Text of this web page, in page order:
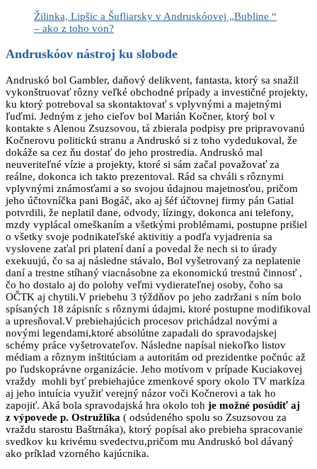
Žilinka, Lipšic a Šufliarsky v Andruskóovej „Bubline “
– ako z toho von?
Andruskóov nástroj ku slobode
Andruskó bol Gambler, daňový delikvent, fantasta, ktorý sa snažil
vykonštruovať rôzny veľké obchodné prípady a investičné projekty,
ku ktorý potreboval sa skontaktovať s vplyvnými a majetnými
ľuďmi. Jedným z jeho cieľov bol Marián Kočner, ktorý bol v
kontakte s Alenou Zsuzsovou, tá zbierala podpisy pre pripravovanú
Kočnerovu politickú stranu a Andruskó si z toho vydedukoval, že
dokáže sa cez ňu dostať do jeho prostredia. Andruskó mal
neuveriteľné vízie a projekty, ktoré si sám začal považovať za
reálne, dokonca ich takto prezentoval. Rád sa chváli s rôznymi
vplyvnými známosťami a so svojou údajnou majetnosťou, pričom
jeho účtovníčka pani Bogáč, ako aj šéf účtovnej firmy pán Gatial
potvrdili, že neplatil dane, odvody, lízingy, dokonca ani telefony,
mzdy vyplácal omeškaním a všetkými problémami, postupne prišiel
o všetky svoje podnikateľské aktivitiy a podľa vyjadrenia sa
vyslovene zaťal pri platení daní a povedal že nech si to úrady
exekuujú, čo sa aj následne stávalo, Bol vyšetrovaný za neplatenie
daní a trestne stíhaný viacnásobne za ekonomickú trestnú činnosť ,
čo ho dostalo aj do polohy veľmi vydierateľnej osoby, čoho sa
OČTK aj chytili.V priebehu 3 týždňov po jeho zadržani s ním bolo
spísaných 18 zápisníc s rôznymi údajmi, ktoré postupne modifikoval
a upresňoval.V prebiehajúcich procesov prichádzal novými a
novými legendami,ktoré absolútne zapadali do spravodajskej
schémy práce vyšetrovateľov. Následne napísal niekoľko listov
médiam a rôznym inštitúciam a autoritám od prezidentke počnúc až
po ľudskoprávne organizácie. Jeho motívom v prípade Kuciakovej
vraždy mohli byť prebiehajúce zmenkové spory okolo TV markíza
aj jeho intuícia využiť verejný názor voči Kočnerovi a tak ho
zapojiť. Aká bola spravodajská hra okolo toh je možné posúdiť aj
z výpovede p. Ostružlíka ( odsúdeného spolu so Zsuzsovou za
vraždu starostu Baštrnáka), ktorý popísal ako prebieha spracovanie
svedkov ku krivému svedectvu,pričom mu Andruskó bol dávaný
ako príklad vzorného kajúcnika.